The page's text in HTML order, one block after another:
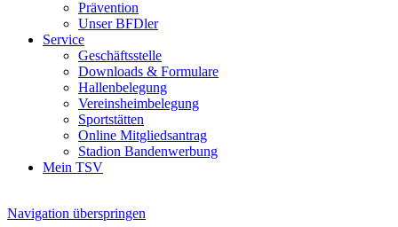
Prävention
Unser BFDler
Service
Geschäftsstelle
Downloads & Formulare
Hallenbelegung
Vereinsheimbelegung
Sportstätten
Online Mitgliedsantrag
Stadion Bandenwerbung
Mein TSV
Navigation überspringen